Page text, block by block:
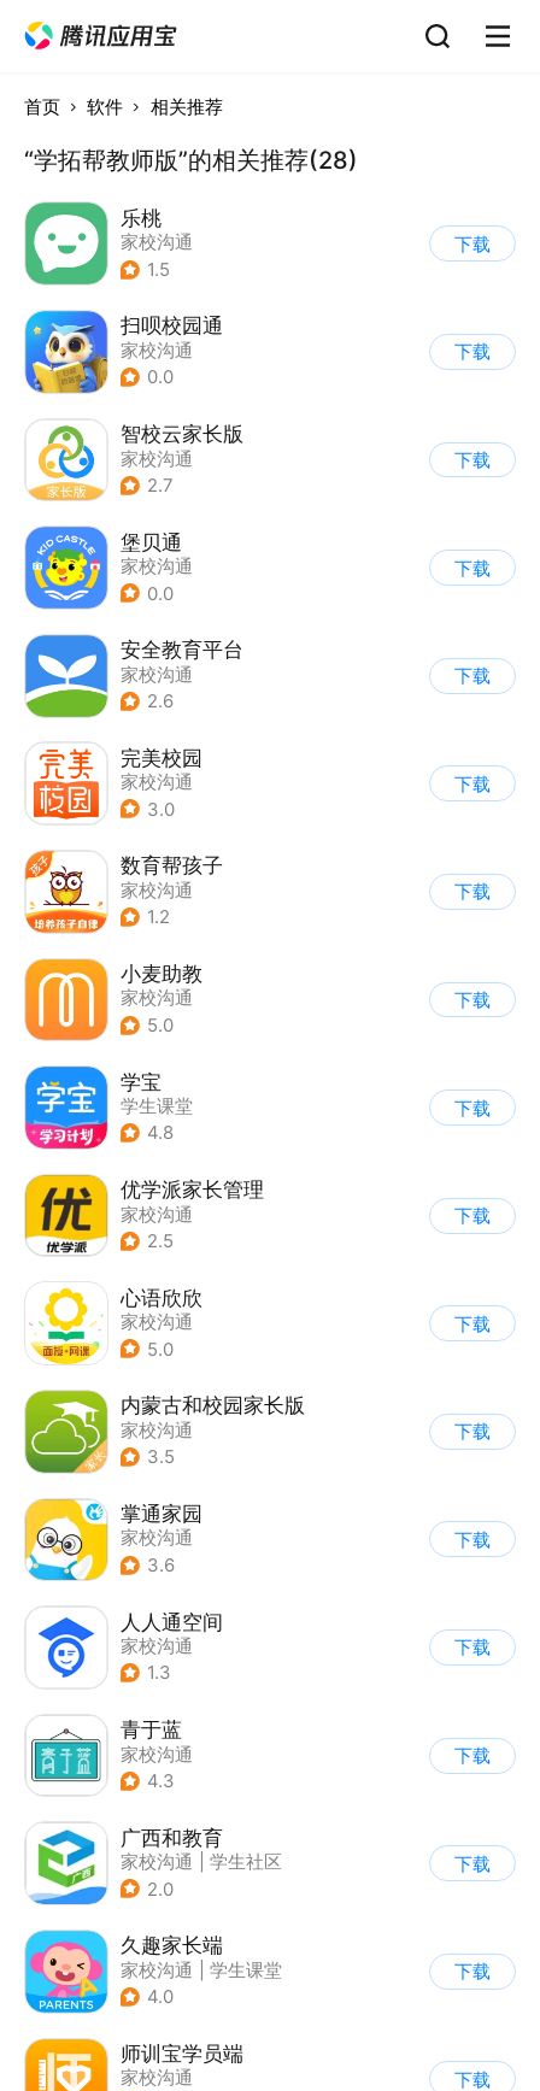
首页 软件 相关推荐
“学拓帮教师版”的相关推荐(28)
乐桃
家校沟通
1.5
下载
扫呗校园通
家校沟通
0.0
下载
智校云家长版
家校沟通
2.7
下载
堡贝通
家校沟通
0.0
下载
安全教育平台
家校沟通
2.6
下载
完美校园
家校沟通
3.0
下载
数育帮孩子
家校沟通
1.2
下载
小麦助教
家校沟通
5.0
下载
学宝
学生课堂
4.8
下载
优学派家长管理
家校沟通
2.5
下载
心语欣欣
家校沟通
5.0
下载
内蒙古和校园家长版
家校沟通
3.5
下载
掌通家园
家校沟通
3.6
下载
人人通空间
家校沟通
1.3
下载
青于蓝
家校沟通
4.3
下载
广西和教育
家校沟通
学生社区
2.0
下载
久趣家长端
家校沟通
学生课堂
4.0
下载
师训宝学员端
家校沟通
下载